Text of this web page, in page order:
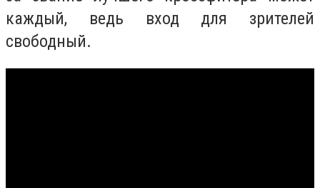
каждый, ведь вход для зрителей
свободный.